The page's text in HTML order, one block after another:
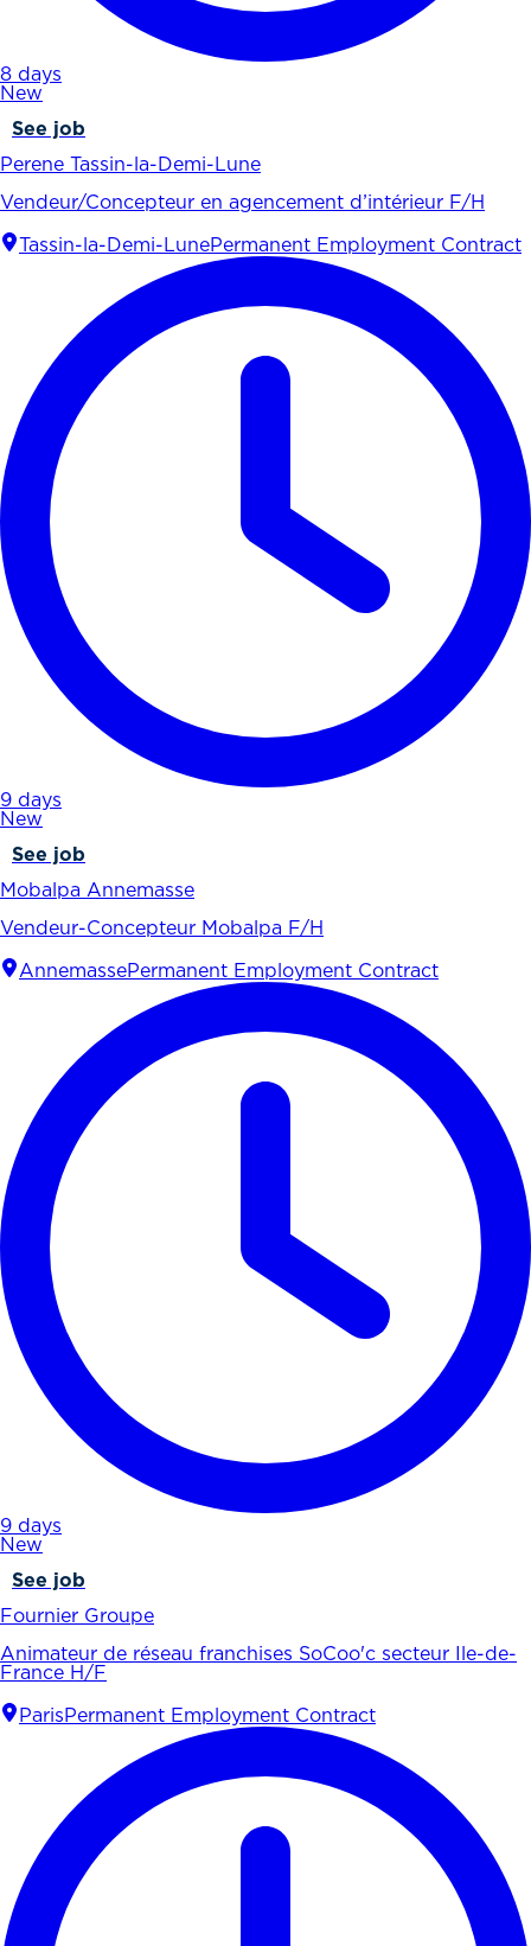
8 days
New
See job
Perene Tassin-la-Demi-Lune
Vendeur/Concepteur en agencement d’intérieur F/H
Tassin-la-Demi-LunePermanent Employment Contract
9 days
New
See job
Mobalpa Annemasse
Vendeur-Concepteur Mobalpa F/H
AnnemassePermanent Employment Contract
9 days
New
See job
Fournier Groupe
Animateur de réseau franchises SoCoo'c secteur Ile-de-
France H/F
Paris Permanent Employment Contract